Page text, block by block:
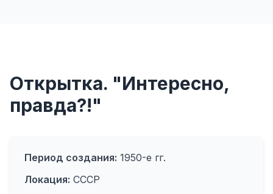
Открытка. "Интересно,
правда?!"
Период создания: 1950-е гг.
Локация: СССР